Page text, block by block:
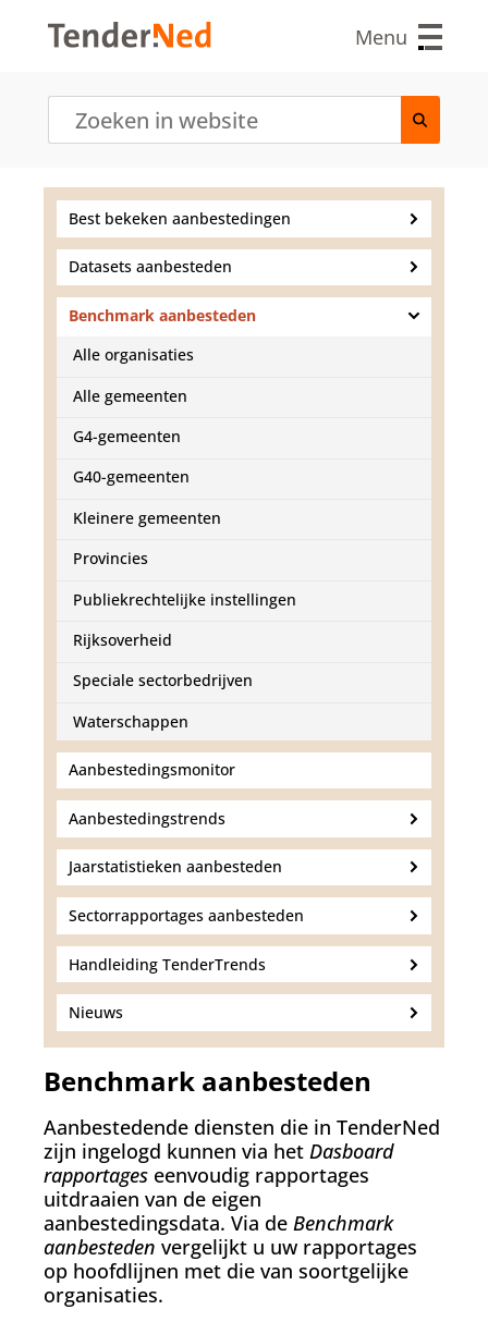
Menu
Best bekeken aanbestedingen
Datasets aanbesteden
Benchmark aanbesteden
Alle organisaties
Alle gemeenten
G4-gemeenten
G40-gemeenten
Kleinere gemeenten
Provincies
Publiekrechtelijke instellingen
Rijksoverheid
Speciale sectorbedrijven
Waterschappen
Aanbestedingsmonitor
Aanbestedingstrends
Jaarstatistieken aanbesteden
Sectorrapportages aanbesteden
Handleiding TenderTrends
Nieuws
Benchmark aanbesteden
Aanbestedende diensten die in TenderNed
zijn ingelogd kunnen via het Dasboard
rapportages eenvoudig rapportages
uitdraaien van de eigen
aanbestedingsdata. Via de Benchmark
aanbesteden vergelijkt u uw rapportages
op hoofdlijnen met die van soortgelijke
organisaties.